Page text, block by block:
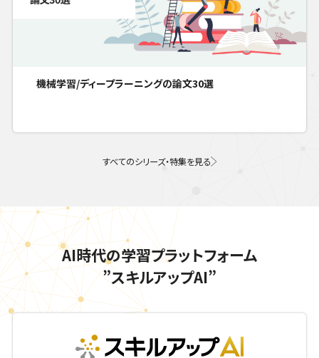
機械学習/ディープラーニングの論文30選
すべてのシリーズ・特集を見る
AI時代の学習プラットフォーム
”スキルアップAI”
skillupai